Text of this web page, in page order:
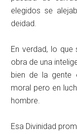
elegidos se
deidad.
En verdad, lo
obra de una
bien de la gente
moral pero en
hombre.
Esa Divinidad